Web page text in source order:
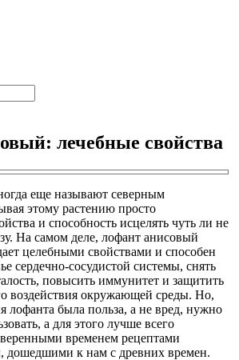
лечебные свойства
еще называют северным
этому растению просто
и способность исцелять чуть ли не
На самом деле, лофант анисовый
целебными свойствами и способен
сердечно-сосудистой системы, снять
повысить иммунитет и защитить
воздействия окружающей среды. Но,
лофанта была польза, а не вред, нужно
а для этого лучше всего
временем рецептами
дошедшими к нам с древних времен.